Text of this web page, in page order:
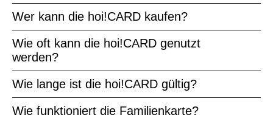
Wer kann die hoi!CARD kaufen?
Wie oft kann die hoi!CARD genutzt
werden?
Wie lange ist die hoi!CARD gültig?
Wie funktioniert die Familienkarte?